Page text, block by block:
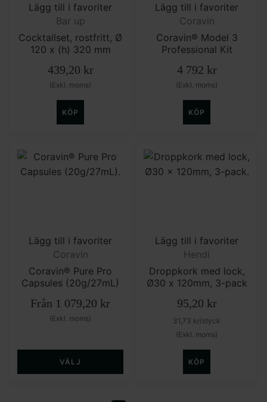
Lägg till i favoriter
Bar up
Cocktailset, rostfritt, Ø
120 x (h) 320 mm
439,20 kr
(Exkl. moms)
KÖP
Lägg till i favoriter
Coravin
Coravin® Model 3
Professional Kit
4 792 kr
(Exkl. moms)
KÖP
Lägg till i favoriter
Coravin
Coravin® Pure Pro
Capsules (20g/27mL)
Från 1 079,20 kr
(Exkl. moms)
VÄLJ
Lägg till i favoriter
Hendi
Droppkork med lock,
Ø30 x 120mm, 3-pack
95,20 kr
31,73 kr/styck
(Exkl. moms)
KÖP